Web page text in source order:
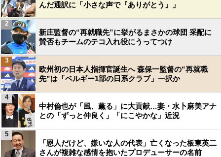
んだ通訳に「小さな声で『ありがとう』」
新庄監督の“再就職先”に挙がるまさかの球団 采配に
賛否もチームのテコ入れ役にうってつけ
2
欧州初の日本人指揮官誕生へ 森保一監督の“再就職
先”は「ベルギー1部の日系クラブ」一択か
3
中村倫也が「風、薫る」に大貢献…妻・水卜麻美アナ
との「ずっと仲良く」「にこやかな」近況
4
「恩人だけど、嫌いな人の代表」亡くなった板東英二
さんが複雑な感情を抱いたプロデューサーの名前
5